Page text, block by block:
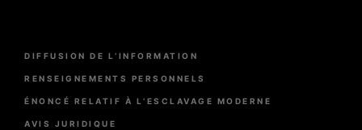
Menu
de
DIFFUSION DE L’INFORMATION
RENSEIGNEMENTS PERSONNELS
ÉNONCÉ RELATIF À L’ESCLAVAGE MODERNE
AVIS JURIDIQUE